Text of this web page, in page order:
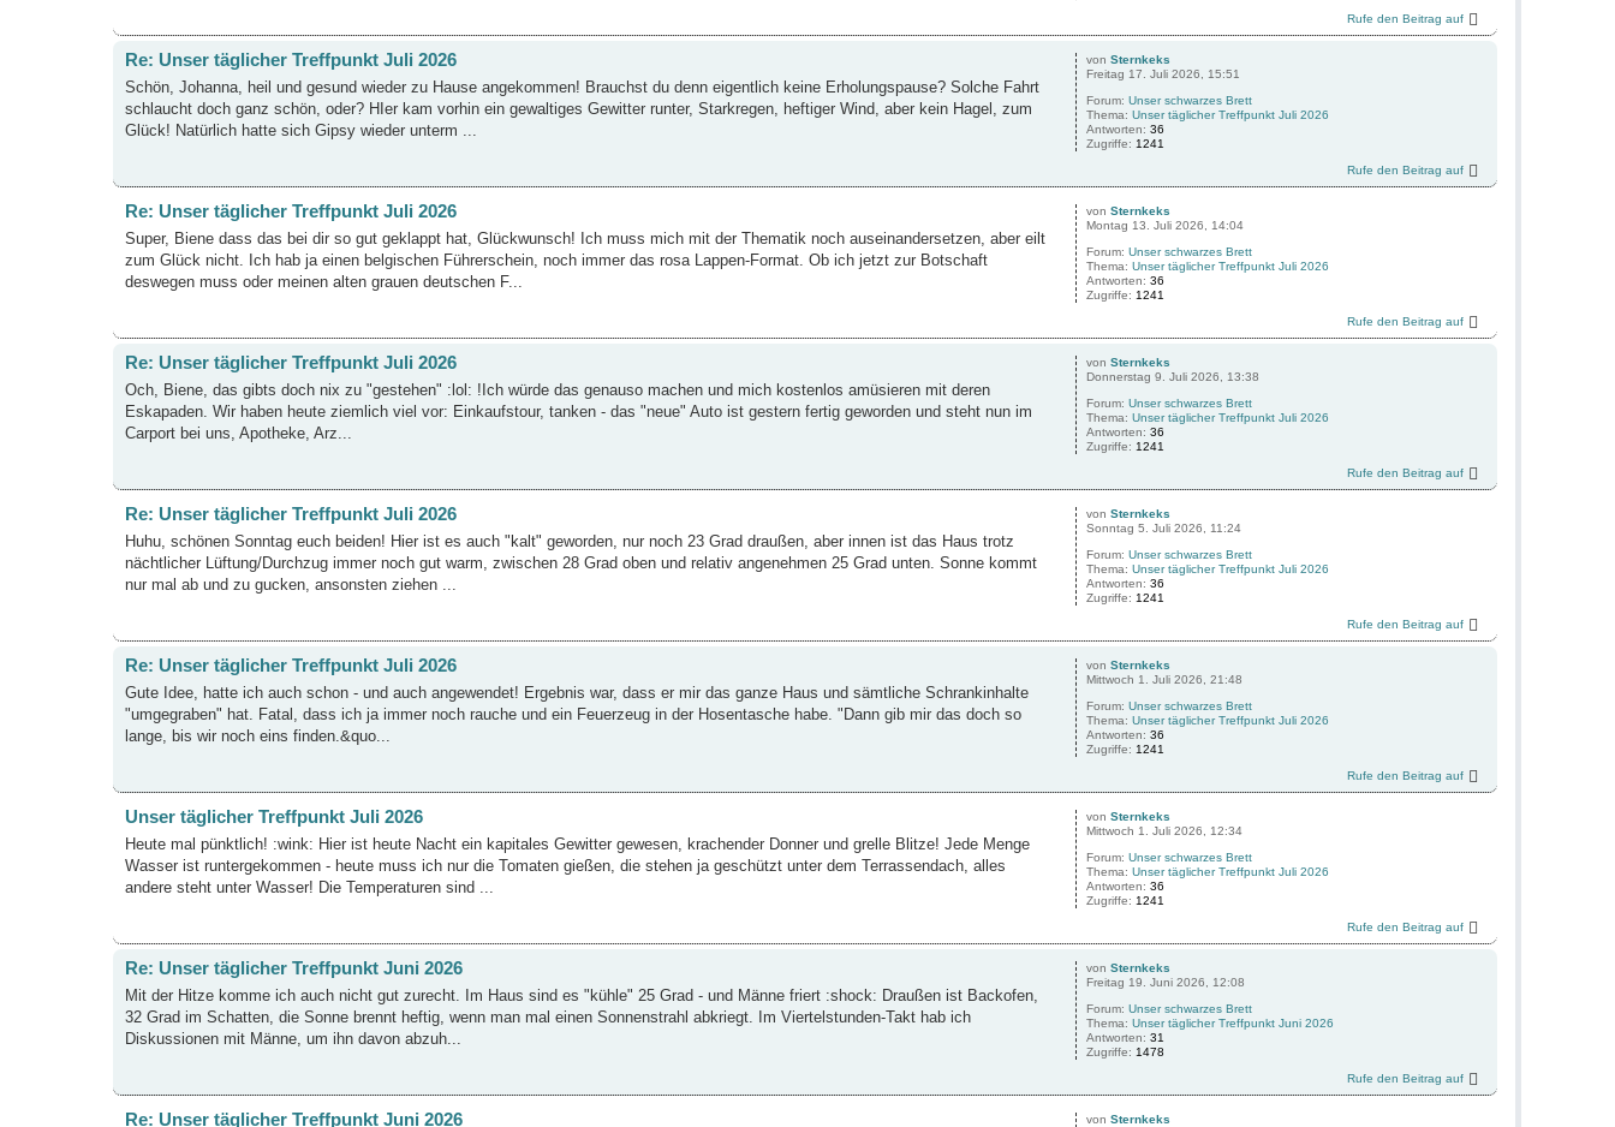
Rufe den Beitrag auf
von Sternkeks
Freitag 17. Juli 2026, 15:51
Forum: Unser schwarzes Brett
Thema: Unser täglicher Treffpunkt Juli 2026
Antworten: 36
Zugriffe: 1241
Re: Unser täglicher Treffpunkt Juli 2026
Schön, Johanna, heil und gesund wieder zu Hause angekommen! Brauchst du denn eigentlich keine Erholungspause? Solche Fahrt
schlaucht doch ganz schön, oder? HIer kam vorhin ein gewaltiges Gewitter runter, Starkregen, heftiger Wind, aber kein Hagel, zum
Glück! Natürlich hatte sich Gipsy wieder unterm ...
Rufe den Beitrag auf
von Sternkeks
Montag 13. Juli 2026, 14:04
Forum: Unser schwarzes Brett
Thema: Unser täglicher Treffpunkt Juli 2026
Antworten: 36
Zugriffe: 1241
Re: Unser täglicher Treffpunkt Juli 2026
Super, Biene dass das bei dir so gut geklappt hat, Glückwunsch! Ich muss mich mit der Thematik noch auseinandersetzen, aber eilt
zum Glück nicht. Ich hab ja einen belgischen Führerschein, noch immer das rosa Lappen-Format. Ob ich jetzt zur Botschaft
deswegen muss oder meinen alten grauen deutschen F...
Rufe den Beitrag auf
von Sternkeks
Donnerstag 9. Juli 2026, 13:38
Forum: Unser schwarzes Brett
Thema: Unser täglicher Treffpunkt Juli 2026
Antworten: 36
Zugriffe: 1241
Re: Unser täglicher Treffpunkt Juli 2026
Och, Biene, das gibts doch nix zu "gestehen" :lol: !Ich würde das genauso machen und mich kostenlos amüsieren mit deren
Eskapaden. Wir haben heute ziemlich viel vor: Einkaufstour, tanken - das "neue" Auto ist gestern fertig geworden und steht nun im
Carport bei uns, Apotheke, Arz...
Rufe den Beitrag auf
von Sternkeks
Sonntag 5. Juli 2026, 11:24
Forum: Unser schwarzes Brett
Thema: Unser täglicher Treffpunkt Juli 2026
Antworten: 36
Zugriffe: 1241
Re: Unser täglicher Treffpunkt Juli 2026
Huhu, schönen Sonntag euch beiden! Hier ist es auch "kalt" geworden, nur noch 23 Grad draußen, aber innen ist das Haus trotz
nächtlicher Lüftung/Durchzug immer noch gut warm, zwischen 28 Grad oben und relativ angenehmen 25 Grad unten. Sonne kommt
nur mal ab und zu gucken, ansonsten ziehen ...
Rufe den Beitrag auf
von Sternkeks
Mittwoch 1. Juli 2026, 21:48
Forum: Unser schwarzes Brett
Thema: Unser täglicher Treffpunkt Juli 2026
Antworten: 36
Zugriffe: 1241
Re: Unser täglicher Treffpunkt Juli 2026
Gute Idee, hatte ich auch schon - und auch angewendet! Ergebnis war, dass er mir das ganze Haus und sämtliche Schrankinhalte
"umgegraben" hat. Fatal, dass ich ja immer noch rauche und ein Feuerzeug in der Hosentasche habe. "Dann gib mir das doch so
lange, bis wir noch eins finden.&quo...
Rufe den Beitrag auf
von Sternkeks
Mittwoch 1. Juli 2026, 12:34
Forum: Unser schwarzes Brett
Thema: Unser täglicher Treffpunkt Juli 2026
Antworten: 36
Zugriffe: 1241
Unser täglicher Treffpunkt Juli 2026
Heute mal pünktlich! :wink: Hier ist heute Nacht ein kapitales Gewitter gewesen, krachender Donner und grelle Blitze! Jede Menge
Wasser ist runtergekommen - heute muss ich nur die Tomaten gießen, die stehen ja geschützt unter dem Terrassendach, alles
andere steht unter Wasser! Die Temperaturen sind ...
Rufe den Beitrag auf
von Sternkeks
Freitag 19. Juni 2026, 12:08
Forum: Unser schwarzes Brett
Thema: Unser täglicher Treffpunkt Juni 2026
Antworten: 31
Zugriffe: 1478
Re: Unser täglicher Treffpunkt Juni 2026
Mit der Hitze komme ich auch nicht gut zurecht. Im Haus sind es "kühle" 25 Grad - und Männe friert :shock: Draußen ist Backofen,
32 Grad im Schatten, die Sonne brennt heftig, wenn man mal einen Sonnenstrahl abkriegt. Im Viertelstunden-Takt hab ich
Diskussionen mit Männe, um ihn davon abzuh...
Rufe den Beitrag auf
von Sternkeks
Re: Unser täglicher Treffpunkt Juni 2026